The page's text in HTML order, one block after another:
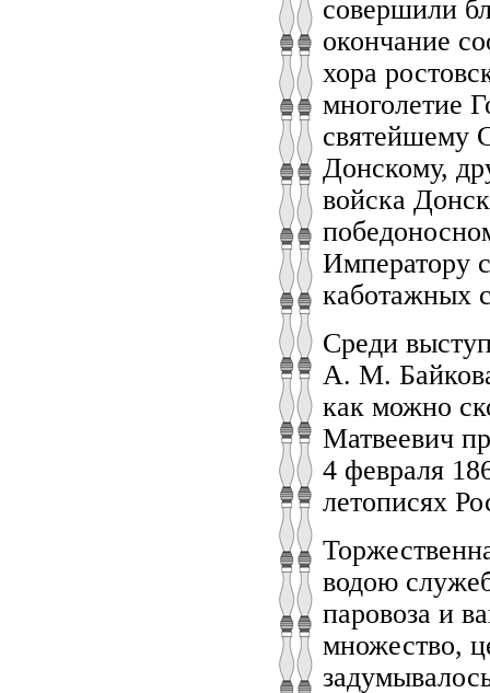
совершили
окончание
хора
многолетие
святейшему
Донскому,
войска
Императору
каботажных
Среди
А. М.
как можно
Матвеевич
4 февраля
летописях
водою
паровоза и
множество,